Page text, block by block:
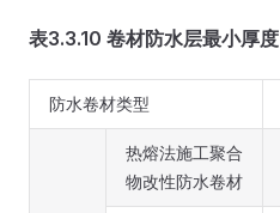
表3.3.10 卷材防水层最小厚度
防水卷材类型
热熔法施工聚合
物改性防水卷材